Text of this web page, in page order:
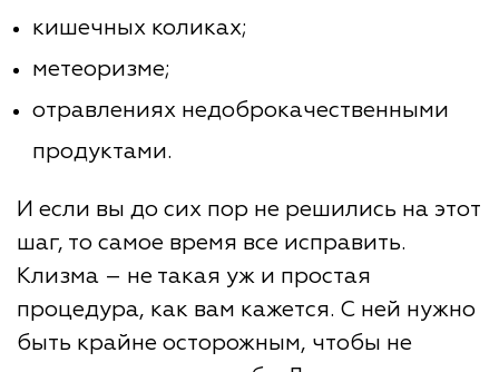
кишечных коликах;
метеоризме;
отравлениях недоброкачественными
продуктами.
И если вы до сих пор не решились на этот
шаг, то самое время все исправить.
Клизма – не такая уж и простая
процедура, как вам кажется. С ней нужно
быть крайне осторожным, чтобы не